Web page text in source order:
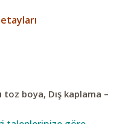
toz boya, Dış kaplama –